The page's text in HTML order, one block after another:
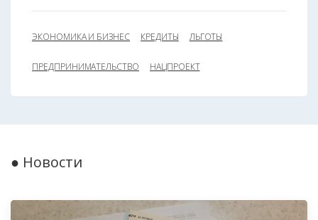
ЭКОНОМИКА И БИЗНЕС КРЕДИТЫ ЛЬГОТЫ
ПРЕДПРИНИМАТЕЛЬСТВО НАЦПРОЕКТ
● Новости